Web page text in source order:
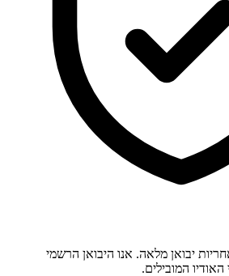
יבואן מלאה. אנו היבואן הרשמי
המובילים.